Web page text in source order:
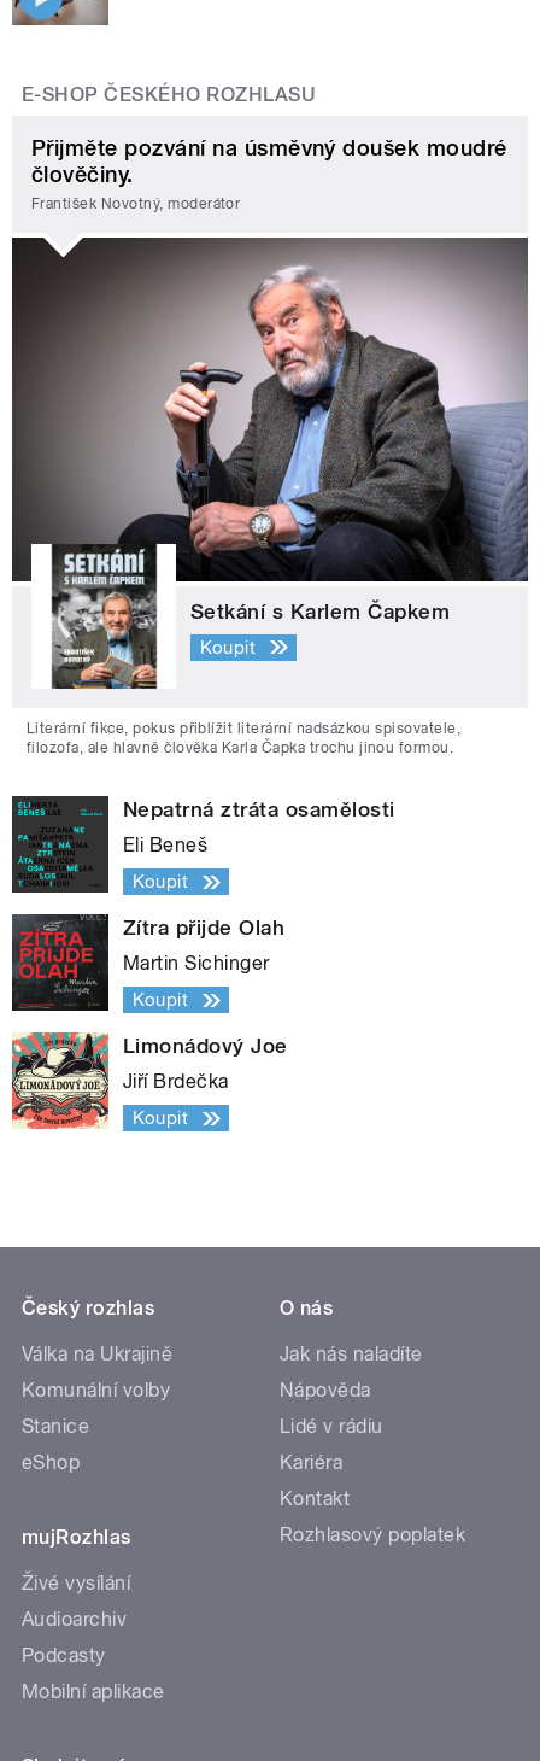
E-SHOP ČESKÉHO ROZHLASU
Přijměte pozvání na úsměvný doušek moudré
člověčiny.
František Novotný, moderátor
Setkání s Karlem Čapkem
Koupit
Literární fikce, pokus přiblížit literární nadsázkou spisovatele,
filozofa, ale hlavně člověka Karla Čapka trochu jinou formou.
Nepatrná ztráta osamělosti
Eli Beneš
Koupit
Zítra přijde Olah
Martin Sichinger
Koupit
Limonádový Joe
Jiří Brdečka
Koupit
Český rozhlas
Válka na Ukrajině
Komunální volby
Stanice
eShop
mujRozhlas
Živé vysílání
Audioarchiv
Podcasty
Mobilní aplikace
O nás
Jak nás naladíte
Nápověda
Lidé v rádiu
Kariéra
Kontakt
Rozhlasový poplatek